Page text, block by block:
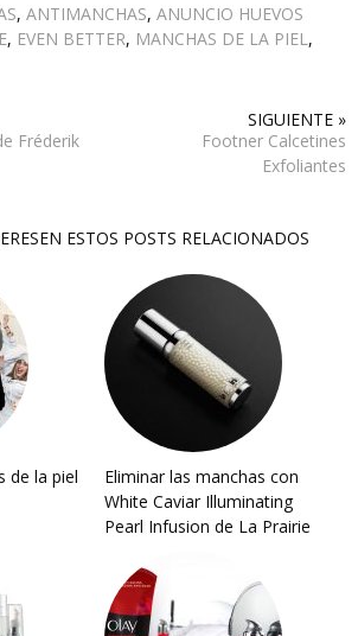
, ANTIMANCHAS, ANUNCIO HUEVOS
, EVEN BETTER, MANCHAS DE LA PIEL ,
Fréderik
SIGUIENTE »
Footner Calcetines
Exfoliantes
ESTOS POSTS RELACIONADOS
de la piel
Eliminar las manchas con
White Caviar Illuminating
Pearl Infusion de La Prairie